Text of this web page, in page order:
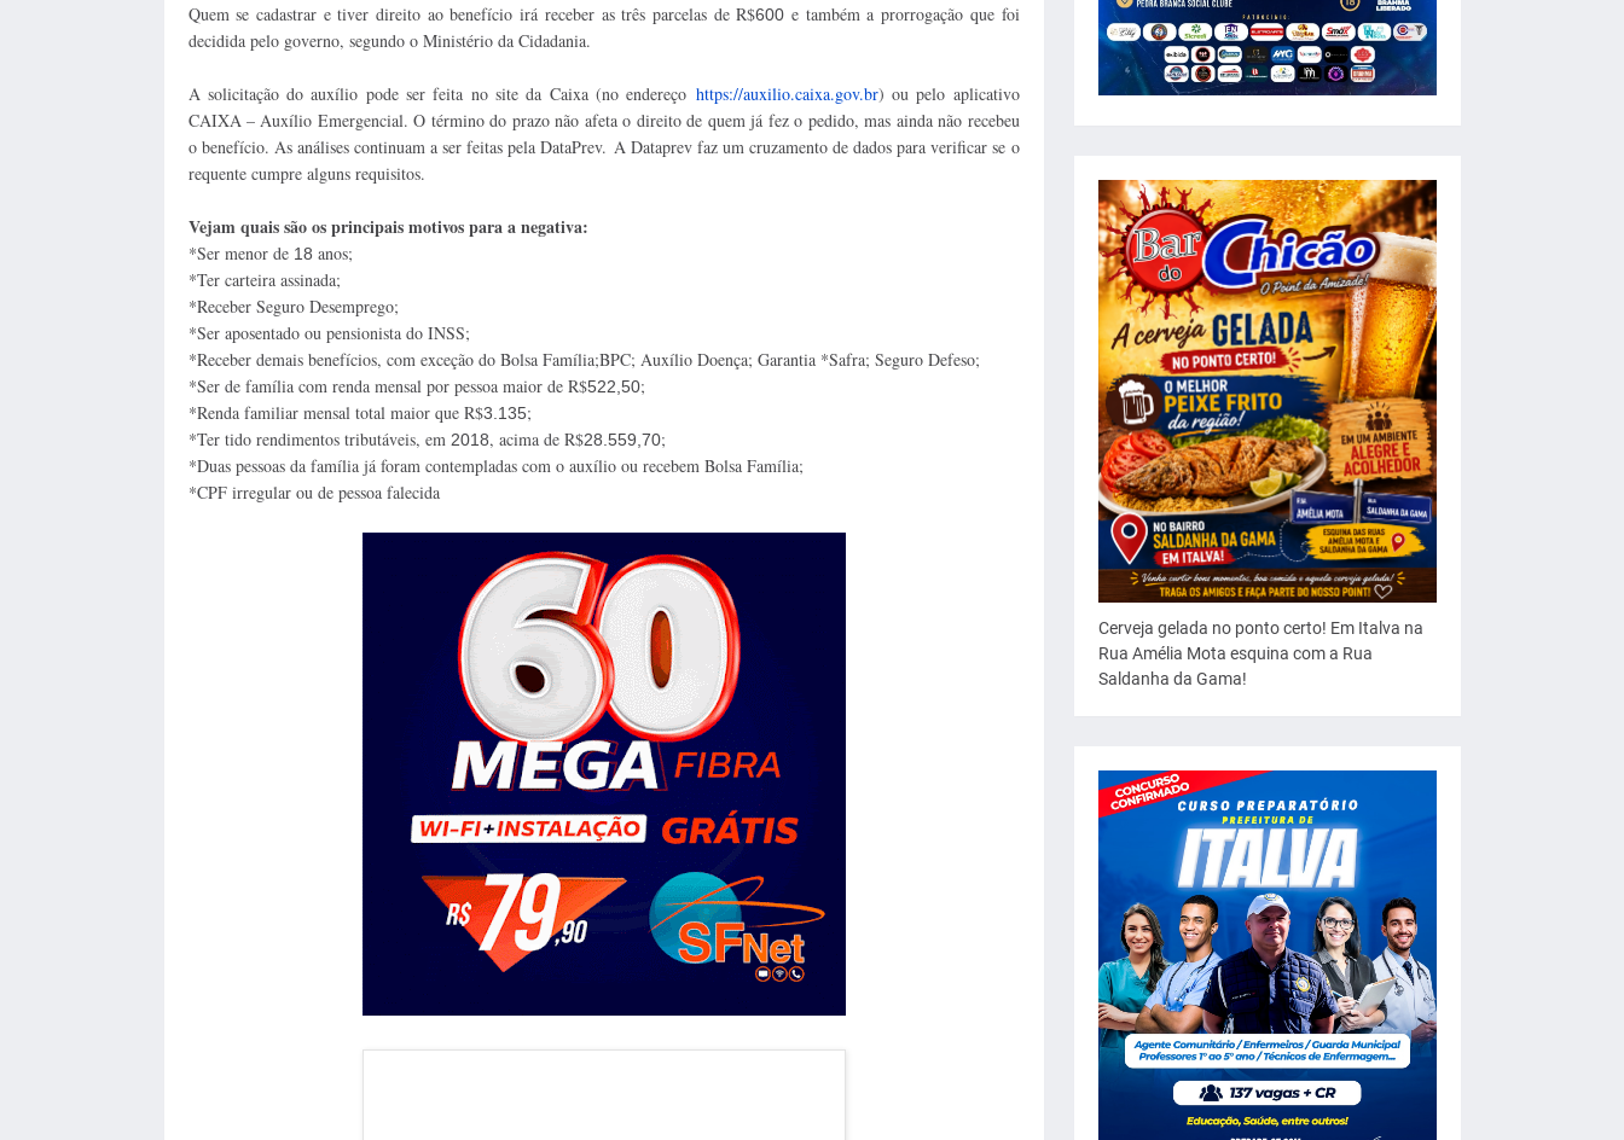
Quem se cadastrar e tiver direito ao benefício irá receber as três parcelas de R$600 e também a prorrogação que foi
decidida pelo governo, segundo o Ministério da Cidadania.
A solicitação do auxílio pode ser feita no site da Caixa (no endereço https://auxilio.caixa.gov.br) ou pelo aplicativo
CAIXA – Auxílio Emergencial. O término do prazo não afeta o direito de quem já fez o pedido, mas ainda não recebeu
o benefício. As análises continuam a ser feitas pela DataPrev. A Dataprev faz um cruzamento de dados para verificar se o
requente cumpre alguns requisitos.
Vejam quais são os principais motivos para a negativa:
*Ser menor de 18 anos;
*Ter carteira assinada;
*Receber Seguro Desemprego;
*Ser aposentado ou pensionista do INSS;
*Receber demais benefícios, com exceção do Bolsa Família;BPC; Auxílio Doença; Garantia *Safra; Seguro Defeso;
*Ser de família com renda mensal por pessoa maior de R$522,50;
*Renda familiar mensal total maior que R$3.135;
*Ter tido rendimentos tributáveis, em 2018, acima de R$28.559,70;
*Duas pessoas da família já foram contempladas com o auxílio ou recebem Bolsa Família;
*CPF irregular ou de pessoa falecida
Cerveja gelada no ponto certo! Em Italva na
Rua Amélia Mota esquina com a Rua
Saldanha da Gama!